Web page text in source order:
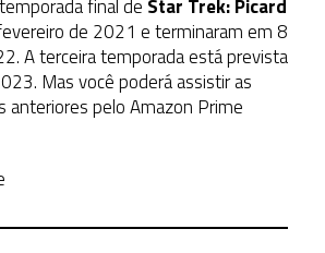
final de Star Trek: Picard
de 2021 e terminaram em 8
A terceira temporada está prevista
Mas você poderá assistir as
anteriores pelo Amazon Prime